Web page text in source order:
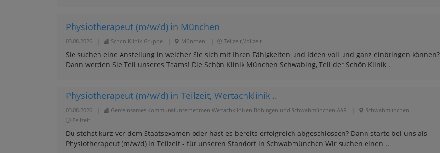
Physiotherapeut (m/w/d) in München
03.08.2026 Schön Klinik Gruppe München Teilzeit,Vollzeit
Sie suchen eine Anstellung in welcher Sie sich mit Ihren Fähigkeiten und Ideen voll und ganz einbringen können?
Dann werden Sie Teil unseres Teams! Die Schön Klinik München Schwabing, Teil der Schön Klinik ..
Physiotherapeut (m/w/d) in Teilzeit, Wertachklinik ..
03.08.2026 Gemeinsames Kommunalunternehmen Wertachkliniken Bobingen und Schwabmünchen AöR Schwabmünchen
Teilzeit
Du stehst kurz vor dem Staatsexamen oder hast es bereits erfolgreich abgeschlossen? Dann starte bei uns als
Physiotherapeut (m/w/d) in Teilzeit - für unseren Standort in Schwabmünchen Wir suchen einen ..